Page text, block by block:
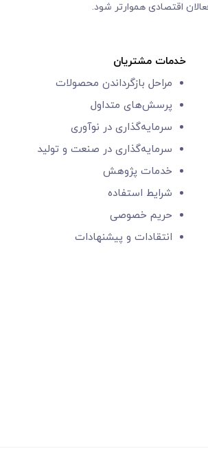
اقتصادی هموارتر شود.
خدمات مشتریان
مراحل بازگرداندن محصولات
پرسش‌های متداول
سرمایه‌گذاری در نوآوری
سرمایه‌گذاری در صنعت و تولید
خدمات پژوهش
شرایط استفاده
حریم خصوصی
انتقادات و پیشنهادات